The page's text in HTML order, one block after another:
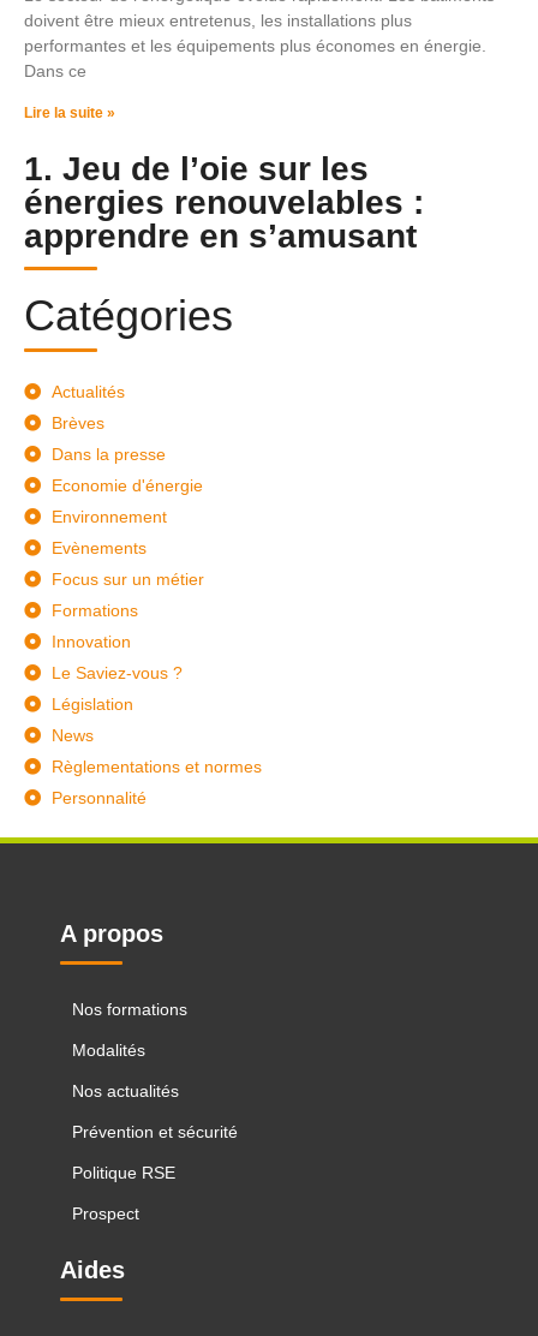
doivent être mieux entretenus, les installations plus
performantes et les équipements plus économes en énergie.
Dans ce
Lire la suite »
1. Jeu de l’oie sur les
énergies renouvelables :
apprendre en s’amusant
Catégories
Actualités
Brèves
Dans la presse
Economie d'énergie
Environnement
Evènements
Focus sur un métier
Formations
Innovation
Le Saviez-vous ?
Législation
News
Règlementations et normes
Personnalité
A propos
Nos formations
Modalités
Nos actualités
Prévention et sécurité
Politique RSE
Prospect
Aides